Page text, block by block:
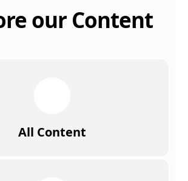
our Content
All Content